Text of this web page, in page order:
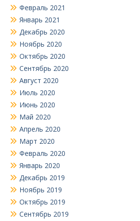
Февраль 2021
Январь 2021
Декабрь 2020
Ноябрь 2020
Октябрь 2020
Сентябрь 2020
Август 2020
Июль 2020
Июнь 2020
Май 2020
Апрель 2020
Март 2020
Февраль 2020
Январь 2020
Декабрь 2019
Ноябрь 2019
Октябрь 2019
Сентябрь 2019